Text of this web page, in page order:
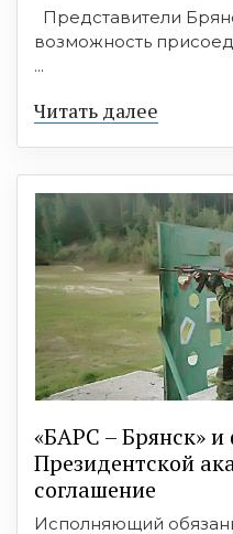
Представители
возможность
...
Читать далее
«БАРС – Брянск»
Президентской
соглашение
Исполняющий